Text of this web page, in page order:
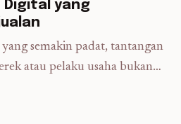
pagar fasilitas publik yang
...Read more
Digital yang
semakin padat, tantangan
atau pelaku usaha bukan
produk saya dipercaya.”